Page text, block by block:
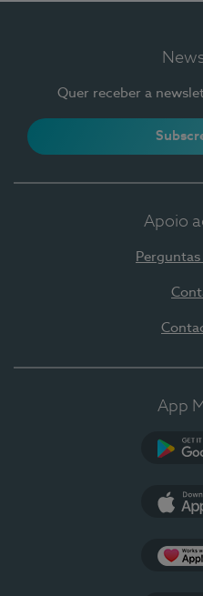
Quer receber a
Apoio
App